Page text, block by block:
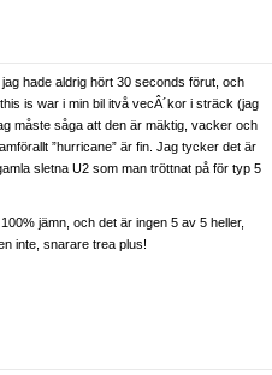
hade aldrig hört 30 seconds förut, och
is war i min bil itvå vecÂ´kor i sträck (jag
måste såga att den är mäktig, vacker och
”hurricane” är fin. Jag tycker det är
sletna U2 som man tröttnat på för typ 5
jämn, och det är ingen 5 av 5 heller,
inte, snarare trea plus!